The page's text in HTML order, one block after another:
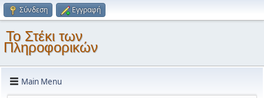
Σύνδεση Εγγραφή
Το Στέκι των
Πληροφορικών
Main Menu